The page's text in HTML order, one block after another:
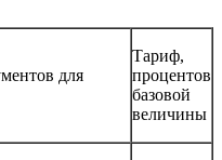
для
Тариф,
процентов
базовой
величины